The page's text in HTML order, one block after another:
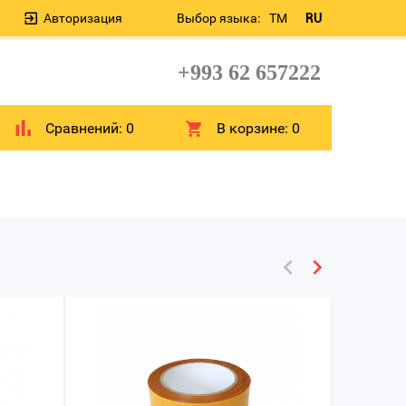
Выбор языка: TM RU
Авторизация
+993 62 657222
Сравнений: 0 В корзине:0